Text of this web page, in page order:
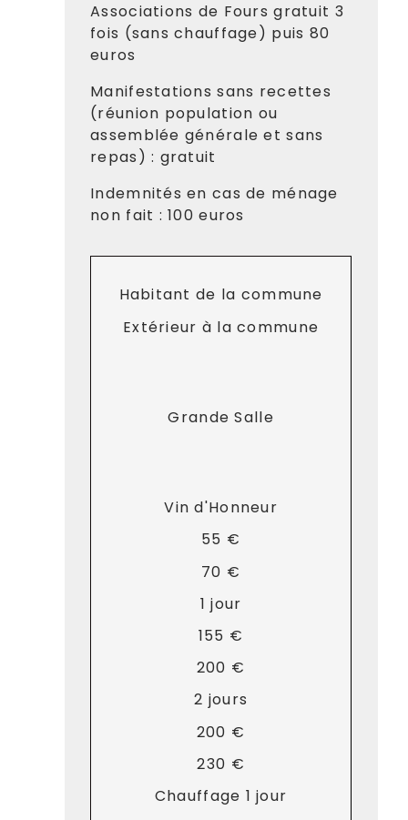
Associations de Fours gratuit 3
fois (sans chauffage) puis 80
euros
Manifestations sans recettes
(réunion population ou
assemblée générale et sans
repas) : gratuit
Indemnités en cas de ménage
non fait : 100 euros
Habitant de la commune
Extérieur à la commune
Grande Salle
Vin d'Honneur
55 €
70 €
1 jour
155 €
200 €
2 jours
200 €
230 €
Chauffage 1 jour